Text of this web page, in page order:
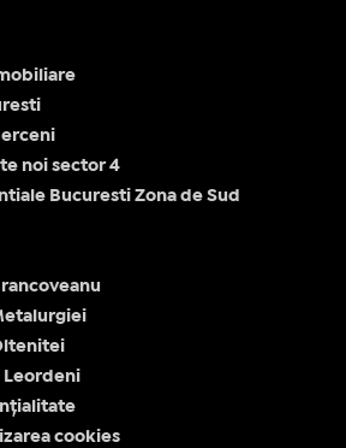
noi sector 4
Bucuresti Zona de Sud
Leordeni
cookies